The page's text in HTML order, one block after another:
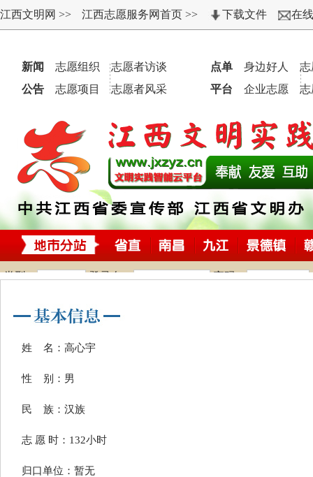
姓 名：高心宇
性 别：男
民 族：汉族
志 愿 时：132小时
归口单位：暂无